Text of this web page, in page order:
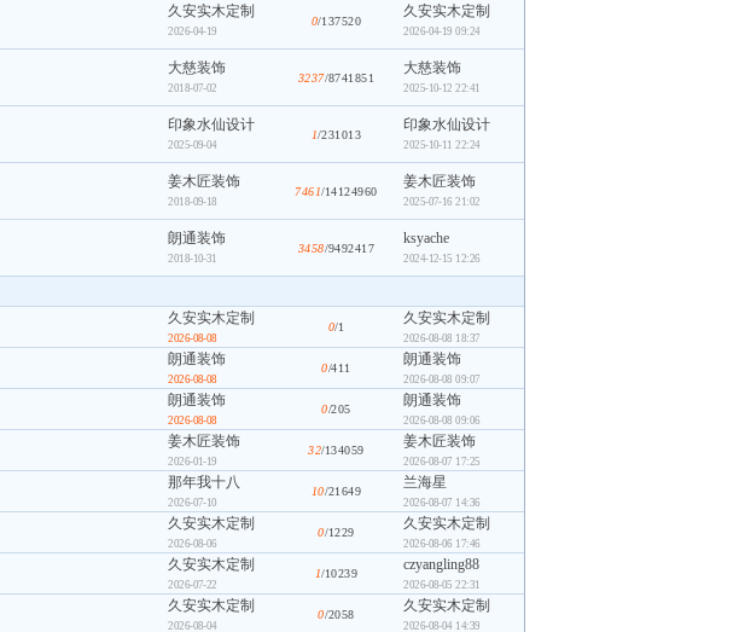
久安实木定制
2026-04-19
0/137520
久安实木定制
2026-04-19 09:24
大慈装饰
2018-07-02
3237/8741851
大慈装饰
2025-10-12 22:41
印象水仙设计
2025-09-04
1/231013
印象水仙设计
2025-10-11 22:24
姜木匠装饰
2018-09-18
7461/14124960
姜木匠装饰
2025-07-16 21:02
朗通装饰
2018-10-31
3458/9492417
ksyache
2024-12-15 12:26
久安实木定制
2026-08-08
0/1 久安实木定制
2026-08-08 18:37
朗通装饰
2026-08-08
0/411 朗通装饰
2026-08-08 09:07
朗通装饰
2026-08-08
0/205 朗通装饰
2026-08-08 09:06
姜木匠装饰
2026-01-19
32/134059 姜木匠装饰
2026-08-07 17:25
那年我十八
2026-07-10
10/21649 兰海星
2026-08-07 14:36
久安实木定制
2026-08-06
0/1229 久安实木定制
2026-08-06 17:46
久安实木定制
2026-07-22
1/10239 czyangling88
2026-08-05 22:31
久安实木定制
2026-08-04
0/2058 久安实木定制
2026-08-04 14:39